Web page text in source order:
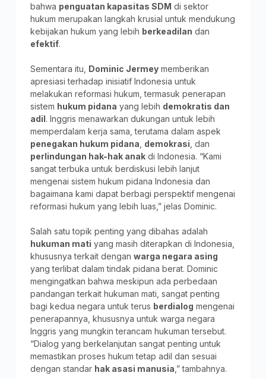
bahwa penguatan kapasitas SDM di sektor
hukum merupakan langkah krusial untuk mendukung
kebijakan hukum yang lebih berkeadilan dan
efektif.
Sementara itu, Dominic Jermeymemberikan
apresiasi terhadap inisiatif Indonesia untuk
melakukan reformasi hukum, termasuk penerapan
sistem hukum pidana yang lebih demokratis dan
adil. Inggris menawarkan dukungan untuk lebih
memperdalam kerja sama, terutama dalam aspek
penegakan hukum pidana demokrasi , dan
perlindungan hak-hak anakdi Indonesia. “Kami
sangat terbuka untuk berdiskusi lebih lanjut
mengenai sistem hukum pidana Indonesia dan
bagaimana kami dapat berbagi perspektif mengenai
reformasi hukum yang lebih luas,” jelas Dominic.
Salah satu topik penting yang dibahas adalah
hukuman mati yang masih diterapkan di Indonesia,
khususnya terkait dengan warga negara asing
yang terlibat dalam tindak pidana berat. Dominic
mengingatkan bahwa meskipun ada perbedaan
pandangan terkait hukuman mati, sangat penting
bagi kedua negara untuk terus berdialog mengenai
penerapannya, khususnya untuk warga negara
Inggris yang mungkin terancam hukuman tersebut.
“Dialog yang berkelanjutan sangat penting untuk
memastikan proses hukum tetap adil dan sesuai
dengan standar hak asasi manusia ,” tambahnya.